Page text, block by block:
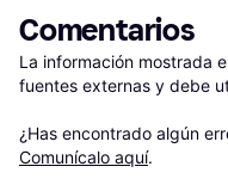
Comentarios
La información mostrada
fuentes externas y debe
¿Has encontrado algún
Comunícalo aquí.